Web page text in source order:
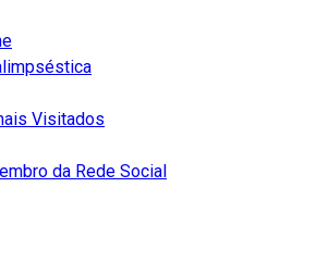
Visitados
da Rede Social